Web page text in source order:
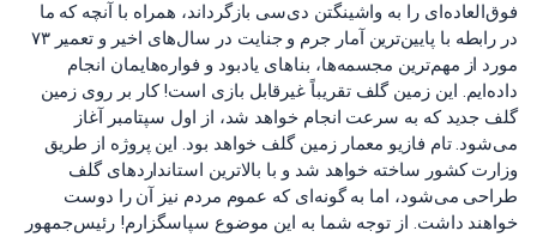
فوق‌العاده‌ای را به واشینگتن دی‌سی بازگرداند، همراه با آنچه که ما
در رابطه با پایین‌ترین آمار جرم و جنایت در سال‌های اخیر و تعمیر ۷۳
مورد از مهم‌ترین مجسمه‌ها، بناهای یادبود و فواره‌هایمان انجام
داده‌ایم. این زمین گلف تقریباً غیرقابل بازی است! کار بر روی زمین
گلف جدید که به سرعت انجام خواهد شد، از اول سپتامبر آغاز
می‌شود. تام فازیو معمار زمین گلف خواهد بود. این پروژه از طریق
وزارت کشور ساخته خواهد شد و با بالاترین استانداردهای گلف
طراحی می‌شود، اما به گونه‌ای که عموم مردم نیز آن را دوست
خواهند داشت. از توجه شما به این موضوع سپاسگزارم! رئیس‌جمهور